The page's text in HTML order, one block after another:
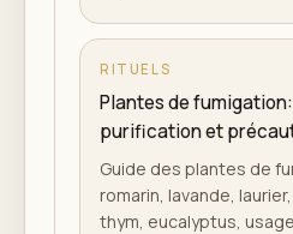
RITUELS
Plantes de
purification et
Guide des plantes de
romarin, lavande,
thym, eucalyptus,